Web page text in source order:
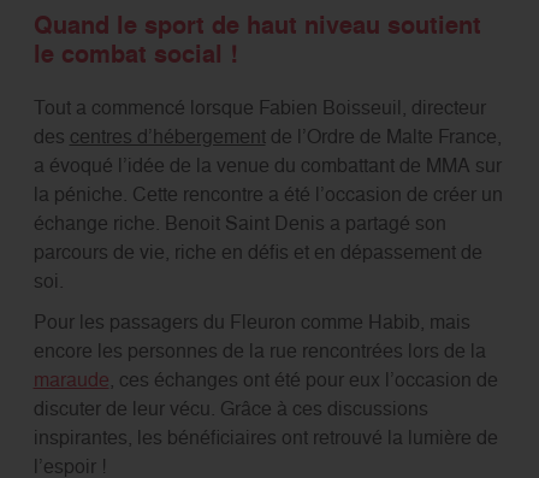
Quand le sport de haut niveau soutient
le combat social !
Tout a commencé lorsque Fabien Boisseuil, directeur
des centres d’hébergementde l’Ordre de Malte France,
a évoqué l’idée de la venue du combattant de MMA sur
la péniche. Cette rencontre a été l’occasion de créer un
échange riche. Benoit Saint Denis a partagé son
parcours de vie, riche en défis et en dépassement de
soi.
Pour les passagers du Fleuron comme Habib, mais
encore les personnes de la rue rencontrées lors de la
maraude, ces échanges ont été pour eux l’occasion de
discuter de leur vécu. Grâce à ces discussions
inspirantes, les bénéficiaires ont retrouvé la lumière de
l’espoir !